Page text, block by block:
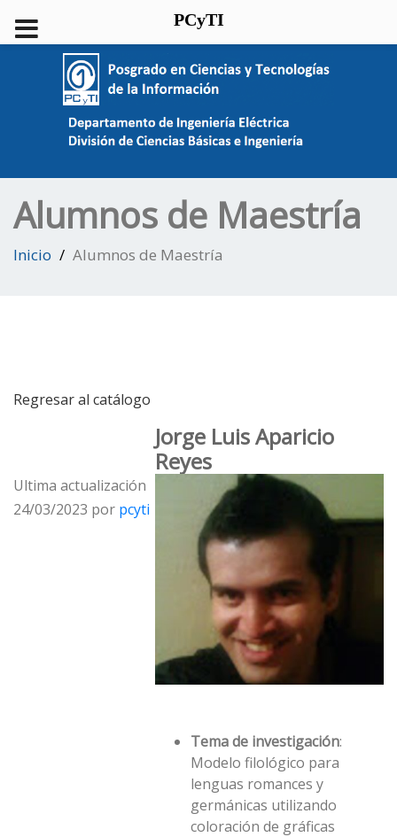
Alumnos de Maestría
Inicio Alumnos de Maestría
Regresar al catálogo
Jorge Luis Aparicio
Reyes
Tema de investigación:
Modelo filológico para
lenguas romances y
germánicas utilizando
coloración de gráficas
Ultima actualización
24/03/2023 por pcyti
PCyTI